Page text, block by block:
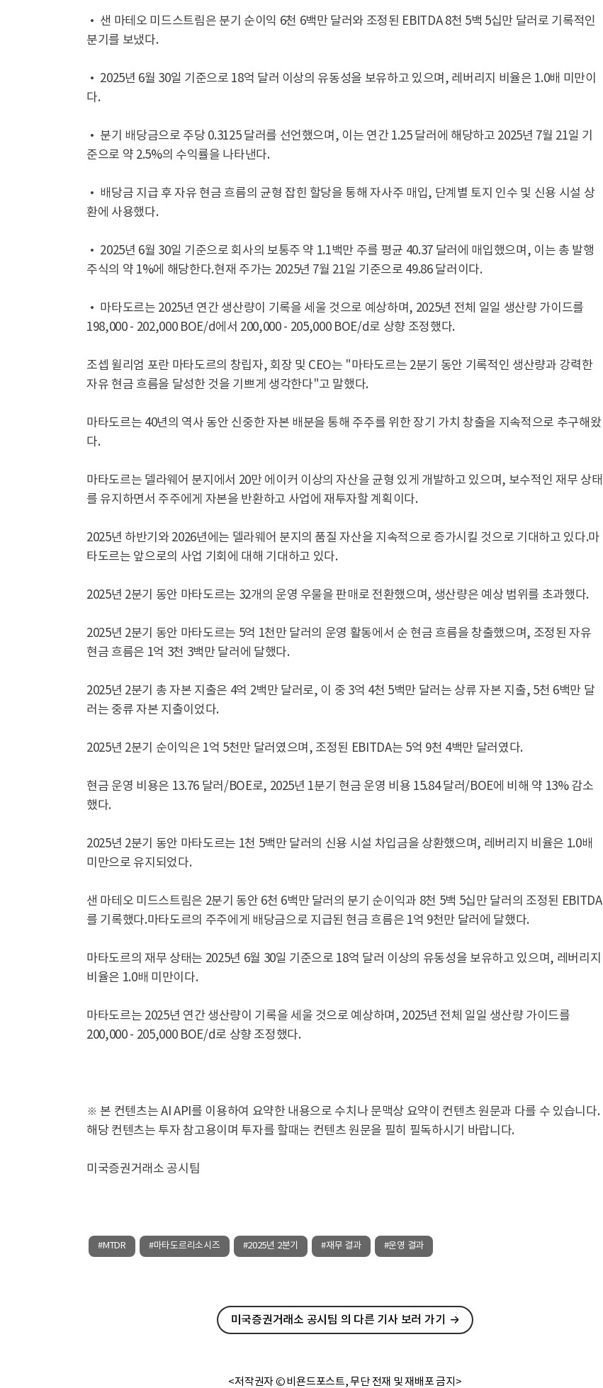
• 샌 마테오 미드스트림은 분기 순이익 6천 6백만 달러와 조정된 EBITDA 8천 5백 5십만 달러로 기록적인
분기를 보냈다.
• 2025년 6월 30일 기준으로 18억 달러 이상의 유동성을 보유하고 있으며, 레버리지 비율은 1.0배 미만이
다.
• 분기 배당금으로 주당 0.3125 달러를 선언했으며, 이는 연간 1.25 달러에 해당하고 2025년 7월 21일 기
준으로 약 2.5%의 수익률을 나타낸다.
• 배당금 지급 후 자유 현금 흐름의 균형 잡힌 할당을 통해 자사주 매입, 단계별 토지 인수 및 신용 시설 상
환에 사용했다.
• 2025년 6월 30일 기준으로 회사의 보통주 약 1.1백만 주를 평균 40.37 달러에 매입했으며, 이는 총 발행
주식의 약 1%에 해당한다.현재 주가는 2025년 7월 21일 기준으로 49.86 달러이다.
• 마타도르는 2025년 연간 생산량이 기록을 세울 것으로 예상하며, 2025년 전체 일일 생산량 가이드를
198,000 - 202,000 BOE/d에서 200,000 - 205,000 BOE/d로 상향 조정했다.
조셉 윌리엄 포란 마타도르의 창립자, 회장 및 CEO는 "마타도르는 2분기 동안 기록적인 생산량과 강력한
자유 현금 흐름을 달성한 것을 기쁘게 생각한다"고 말했다.
마타도르는 40년의 역사 동안 신중한 자본 배분을 통해 주주를 위한 장기 가치 창출을 지속적으로 추구해왔
다.
마타도르는 델라웨어 분지에서 20만 에이커 이상의 자산을 균형 있게 개발하고 있으며, 보수적인 재무 상태
를 유지하면서 주주에게 자본을 반환하고 사업에 재투자할 계획이다.
2025년 하반기와 2026년에는 델라웨어 분지의 품질 자산을 지속적으로 증가시킬 것으로 기대하고 있다.마
타도르는 앞으로의 사업 기회에 대해 기대하고 있다.
2025년 2분기 동안 마타도르는 32개의 운영 우물을 판매로 전환했으며, 생산량은 예상 범위를 초과했다.
2025년 2분기 동안 마타도르는 5억 1천만 달러의 운영 활동에서 순 현금 흐름을 창출했으며, 조정된 자유
현금 흐름은 1억 3천 3백만 달러에 달했다.
2025년 2분기 총 자본 지출은 4억 2백만 달러로, 이 중 3억 4천 5백만 달러는 상류 자본 지출, 5천 6백만 달
러는 중류 자본 지출이었다.
2025년 2분기 순이익은 1억 5천만 달러였으며, 조정된 EBITDA는 5억 9천 4백만 달러였다.
현금 운영 비용은 13.76 달러/BOE로, 2025년 1분기 현금 운영 비용 15.84 달러/BOE에 비해 약 13% 감소
했다.
2025년 2분기 동안 마타도르는 1천 5백만 달러의 신용 시설 차입금을 상환했으며, 레버리지 비율은 1.0배
미만으로 유지되었다.
샌 마테오 미드스트림은 2분기 동안 6천 6백만 달러의 분기 순이익과 8천 5백 5십만 달러의 조정된 EBITDA
를 기록했다.마타도르의 주주에게 배당금으로 지급된 현금 흐름은 1억 9천만 달러에 달했다.
마타도르의 재무 상태는 2025년 6월 30일 기준으로 18억 달러 이상의 유동성을 보유하고 있으며, 레버리지
비율은 1.0배 미만이다.
마타도르는 2025년 연간 생산량이 기록을 세울 것으로 예상하며, 2025년 전체 일일 생산량 가이드를
200,000 - 205,000 BOE/d로 상향 조정했다.
※ 본 컨텐츠는 AI API를 이용하여 요약한 내용으로 수치나 문맥상 요약이 컨텐츠 원문과 다를 수 있습니다.
해당 컨텐츠는 투자 참고용이며 투자를 할때는 컨텐츠 원문을 필히 필독하시기 바랍니다.
미국증권거래소 공시팀
#MTDR #마타도르리소시즈 #2025년 2분기 #재무 결과 #운영 결과
미국증권거래소 공시팀 의 다른 기사 보러 가기
<저작권자 © 비욘드포스트, 무단 전재 및 재배포 금지>